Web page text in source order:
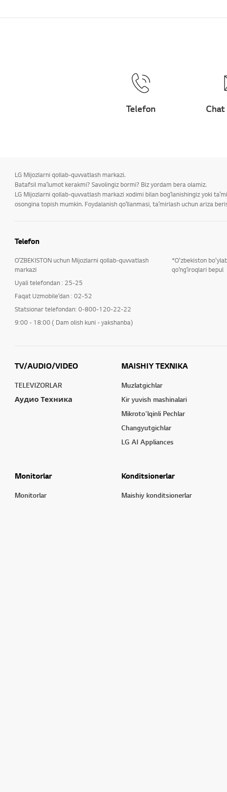
Telefon
LG Mijozlarni qollab-quvvatlash markazi.
Batafsil maʼlumot kerakmi? Savolingiz bormi? Biz yordam bera olamiz.
LG Mijozlarni qollab-quvvatlash markazi xodimi bilan bogʻlanishingiz yoki
osongina topish mumkin. Foydalanish qoʻllanmasi, taʼmirlash uchun ariza
Telefon
OʻZBEKISTON uchun Mijozlarni qollab-quvvatlash
markazi
Uyali telefondan : 25-25
Faqat Uzmobile’dan : 02-52
Statsionar telefondan: 0-800-120-22-22
9:00 - 18:00 ( Dam olish kuni - yakshanba)
*O'zbekiston
qoʻngʻiroqlari bepul
TV/AUDIO/VIDEO
TELEVIZORLAR
Аудио Техника
MAISHIY TEXNIKA
Muzlatgichlar
Kir yuvish mashinalari
Mikroto'lqinli Pechlar
Changyutgichlar
LG AI Appliances
Monitorlar
Monitorlar
Konditsionerlar
Maishiy konditsionerlar